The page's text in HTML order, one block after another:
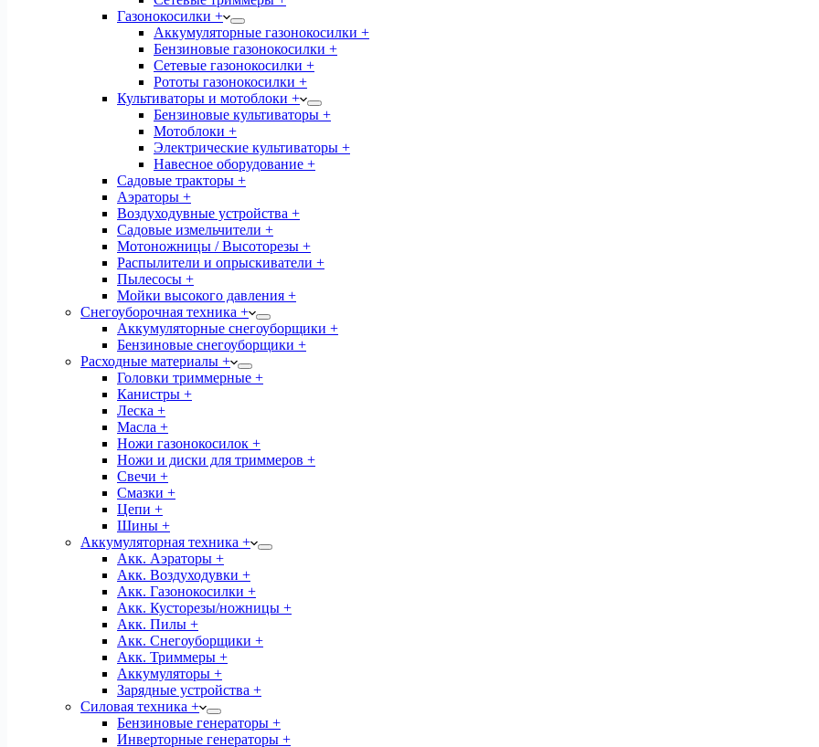
Газонокосилки +
Аккумуляторные газонокосилки +
Бензиновые газонокосилки +
Сетевые газонокосилки +
Рототы газонокосилки +
Культиваторы и мотоблоки +
Бензиновые культиваторы +
Мотоблоки +
Электрические культиваторы +
Навесное оборудование +
Садовые тракторы +
Аэраторы +
Воздуходувные устройства +
Садовые измельчители +
Мотоножницы / Высоторезы +
Распылители и опрыскиватели +
Пылесосы +
Мойки высокого давления +
Снегоуборочная техника +
Аккумуляторные снегоуборщики +
Бензиновые снегоуборщики +
Расходные материалы +
Головки триммерные +
Канистры +
Леска +
Масла +
Ножи газонокосилок +
Ножи и диски для триммеров +
Свечи +
Смазки +
Цепи +
Шины +
Аккумуляторная техника +
Акк. Аэраторы +
Акк. Воздуходувки +
Акк. Газонокосилки +
Акк. Кусторезы/ножницы +
Акк. Пилы +
Акк. Снегоуборщики +
Акк. Триммеры +
Аккумуляторы +
Зарядные устройства +
Силовая техника +
Бензиновые генераторы +
Инверторные генераторы +